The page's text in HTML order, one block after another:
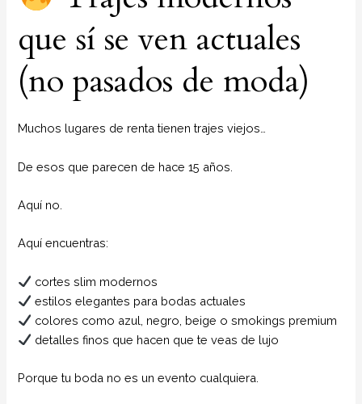
que sí se ven actuales
(no pasados de moda)
Muchos lugares de renta tienen trajes viejos…
De esos que parecen de hace 15 años.
Aquí no.
Aquí encuentras:
cortes slim modernos
estilos elegantes para bodas actuales
colores como azul, negro, beige o smokings premium
detalles finos que hacen que te veas de lujo
Porque tu boda no es un evento cualquiera.